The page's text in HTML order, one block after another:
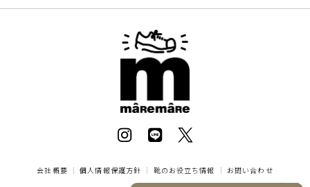
会社概要 ｜個人情報保護方針 ｜ 靴のお役立ち情報 ｜ お問い合わせ